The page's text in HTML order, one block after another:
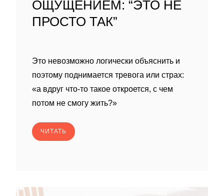
ОЩУЩЕНИЕМ: “ЭТО НЕ
ПРОСТО ТАК”
Это невозможно логически объяснить и
поэтому поднимается тревога или страх:
«а вдруг что-то такое откроется, с чем
потом не смогу жить?»
ЧИТАТЬ